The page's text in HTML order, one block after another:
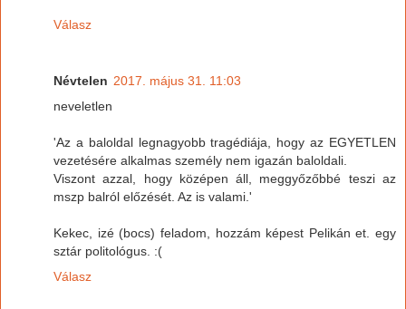
Válasz
Névtelen 2017. május 31. 11:03
neveletlen
'Az a baloldal legnagyobb tragédiája, hogy az EGYETLEN
vezetésére alkalmas személy nem igazán baloldali.
Viszont azzal, hogy középen áll, meggyőzőbbé teszi az
mszp balról előzését. Az is valami.'
Kekec, izé (bocs) feladom, hozzám képest Pelikán et. egy
sztár politológus. :(
Válasz